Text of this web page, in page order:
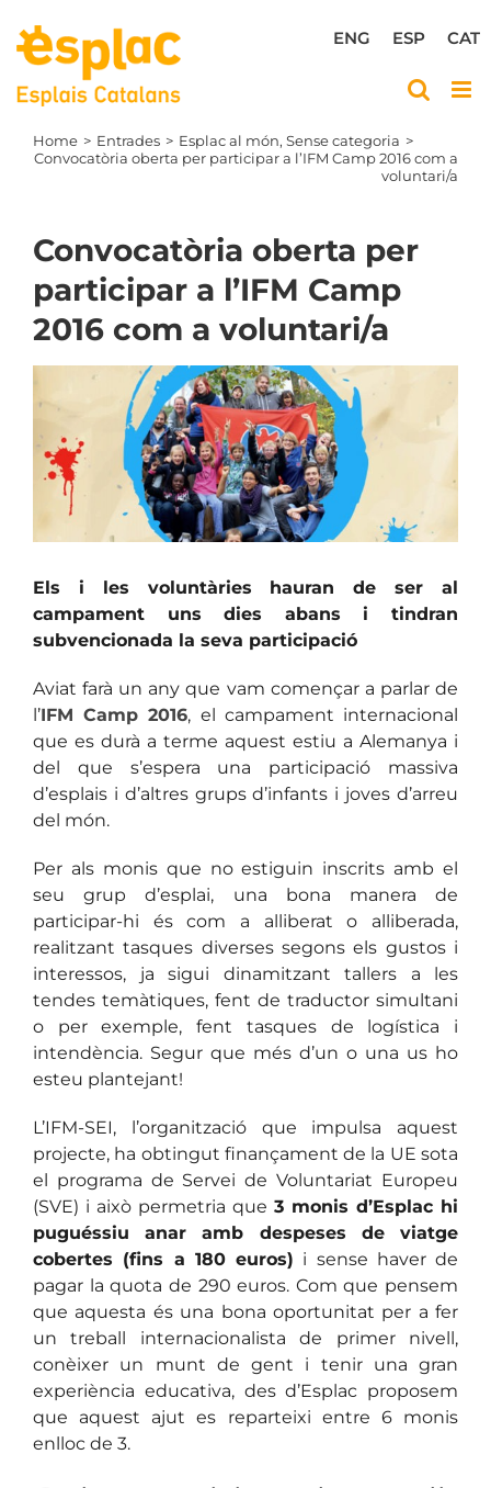
content
CAT
ESP
ENG
Home Entrades Esplac al món Sense categoria
Convocatòria oberta per participar a l’IFM Camp 2016 com a
voluntari/a
Convocatòria oberta per
participar a l’IFM Camp
2016 com a voluntari/a
Larger
Els i les voluntàries hauran de ser al
campament uns dies abans i tindran
subvencionada la seva participació
Aviat farà un any que vam començar a parlar de
l’IFM Camp 2016, el campament internacional
que es durà a terme aquest estiu a Alemanya i
del que s’espera una participació massiva
d’esplais i d’altres grups d’infants i joves d’arreu
del món.
Per als monis que no estiguin inscrits amb el
seu grup d’esplai, una bona manera de
participar-hi és com a alliberat o alliberada,
realitzant tasques diverses segons els gustos i
interessos, ja sigui dinamitzant tallers a les
tendes temàtiques, fent de traductor simultani
o per exemple, fent tasques de logística i
intendència. Segur que més d’un o una us ho
esteu plantejant!
L’IFM-SEI, l’organització que impulsa aquest
projecte, ha obtingut finançament de la UE sota
el programa de Servei de Voluntariat Europeu
(SVE) i això permetria que 3 monis d’Esplac hi
puguéssiu anar amb despeses de viatge
cobertes (fins a 180 euros) i sense haver de
pagar la quota de 290 euros. Com que pensem
que aquesta és una bona oportunitat per a fer
un treball internacionalista de primer nivell,
conèixer un munt de gent i tenir una gran
experiència educativa, des d’Esplac proposem
que aquest ajut es reparteixi entre 6 monis
enlloc de 3.